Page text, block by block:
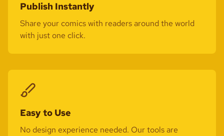
Publish Instantly
Share your comics with readers around the world
with just one click.
Easy to Use
No design experience needed. Our tools are